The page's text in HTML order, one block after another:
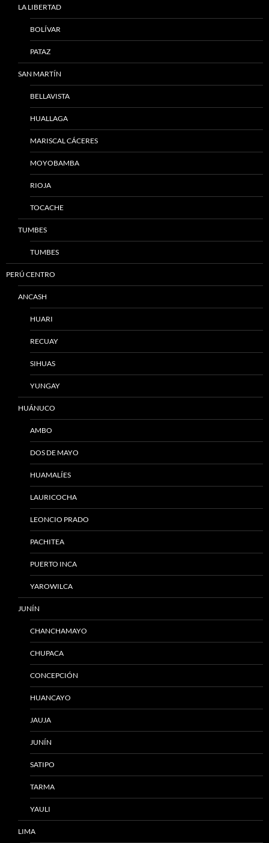
LA LIBERTAD
BOLÍVAR
PATAZ
SAN MARTÍN
BELLAVISTA
HUALLAGA
MARISCAL CÁCERES
MOYOBAMBA
RIOJA
TOCACHE
TUMBES
TUMBES
PERÚ CENTRO
ANCASH
HUARI
RECUAY
SIHUAS
YUNGAY
HUÁNUCO
AMBO
DOS DE MAYO
HUAMALÍES
LAURICOCHA
LEONCIO PRADO
PACHITEA
PUERTO INCA
YAROWILCA
JUNÍN
CHANCHAMAYO
CHUPACA
CONCEPCIÓN
HUANCAYO
JAUJA
JUNÍN
SATIPO
TARMA
YAULI
LIMA